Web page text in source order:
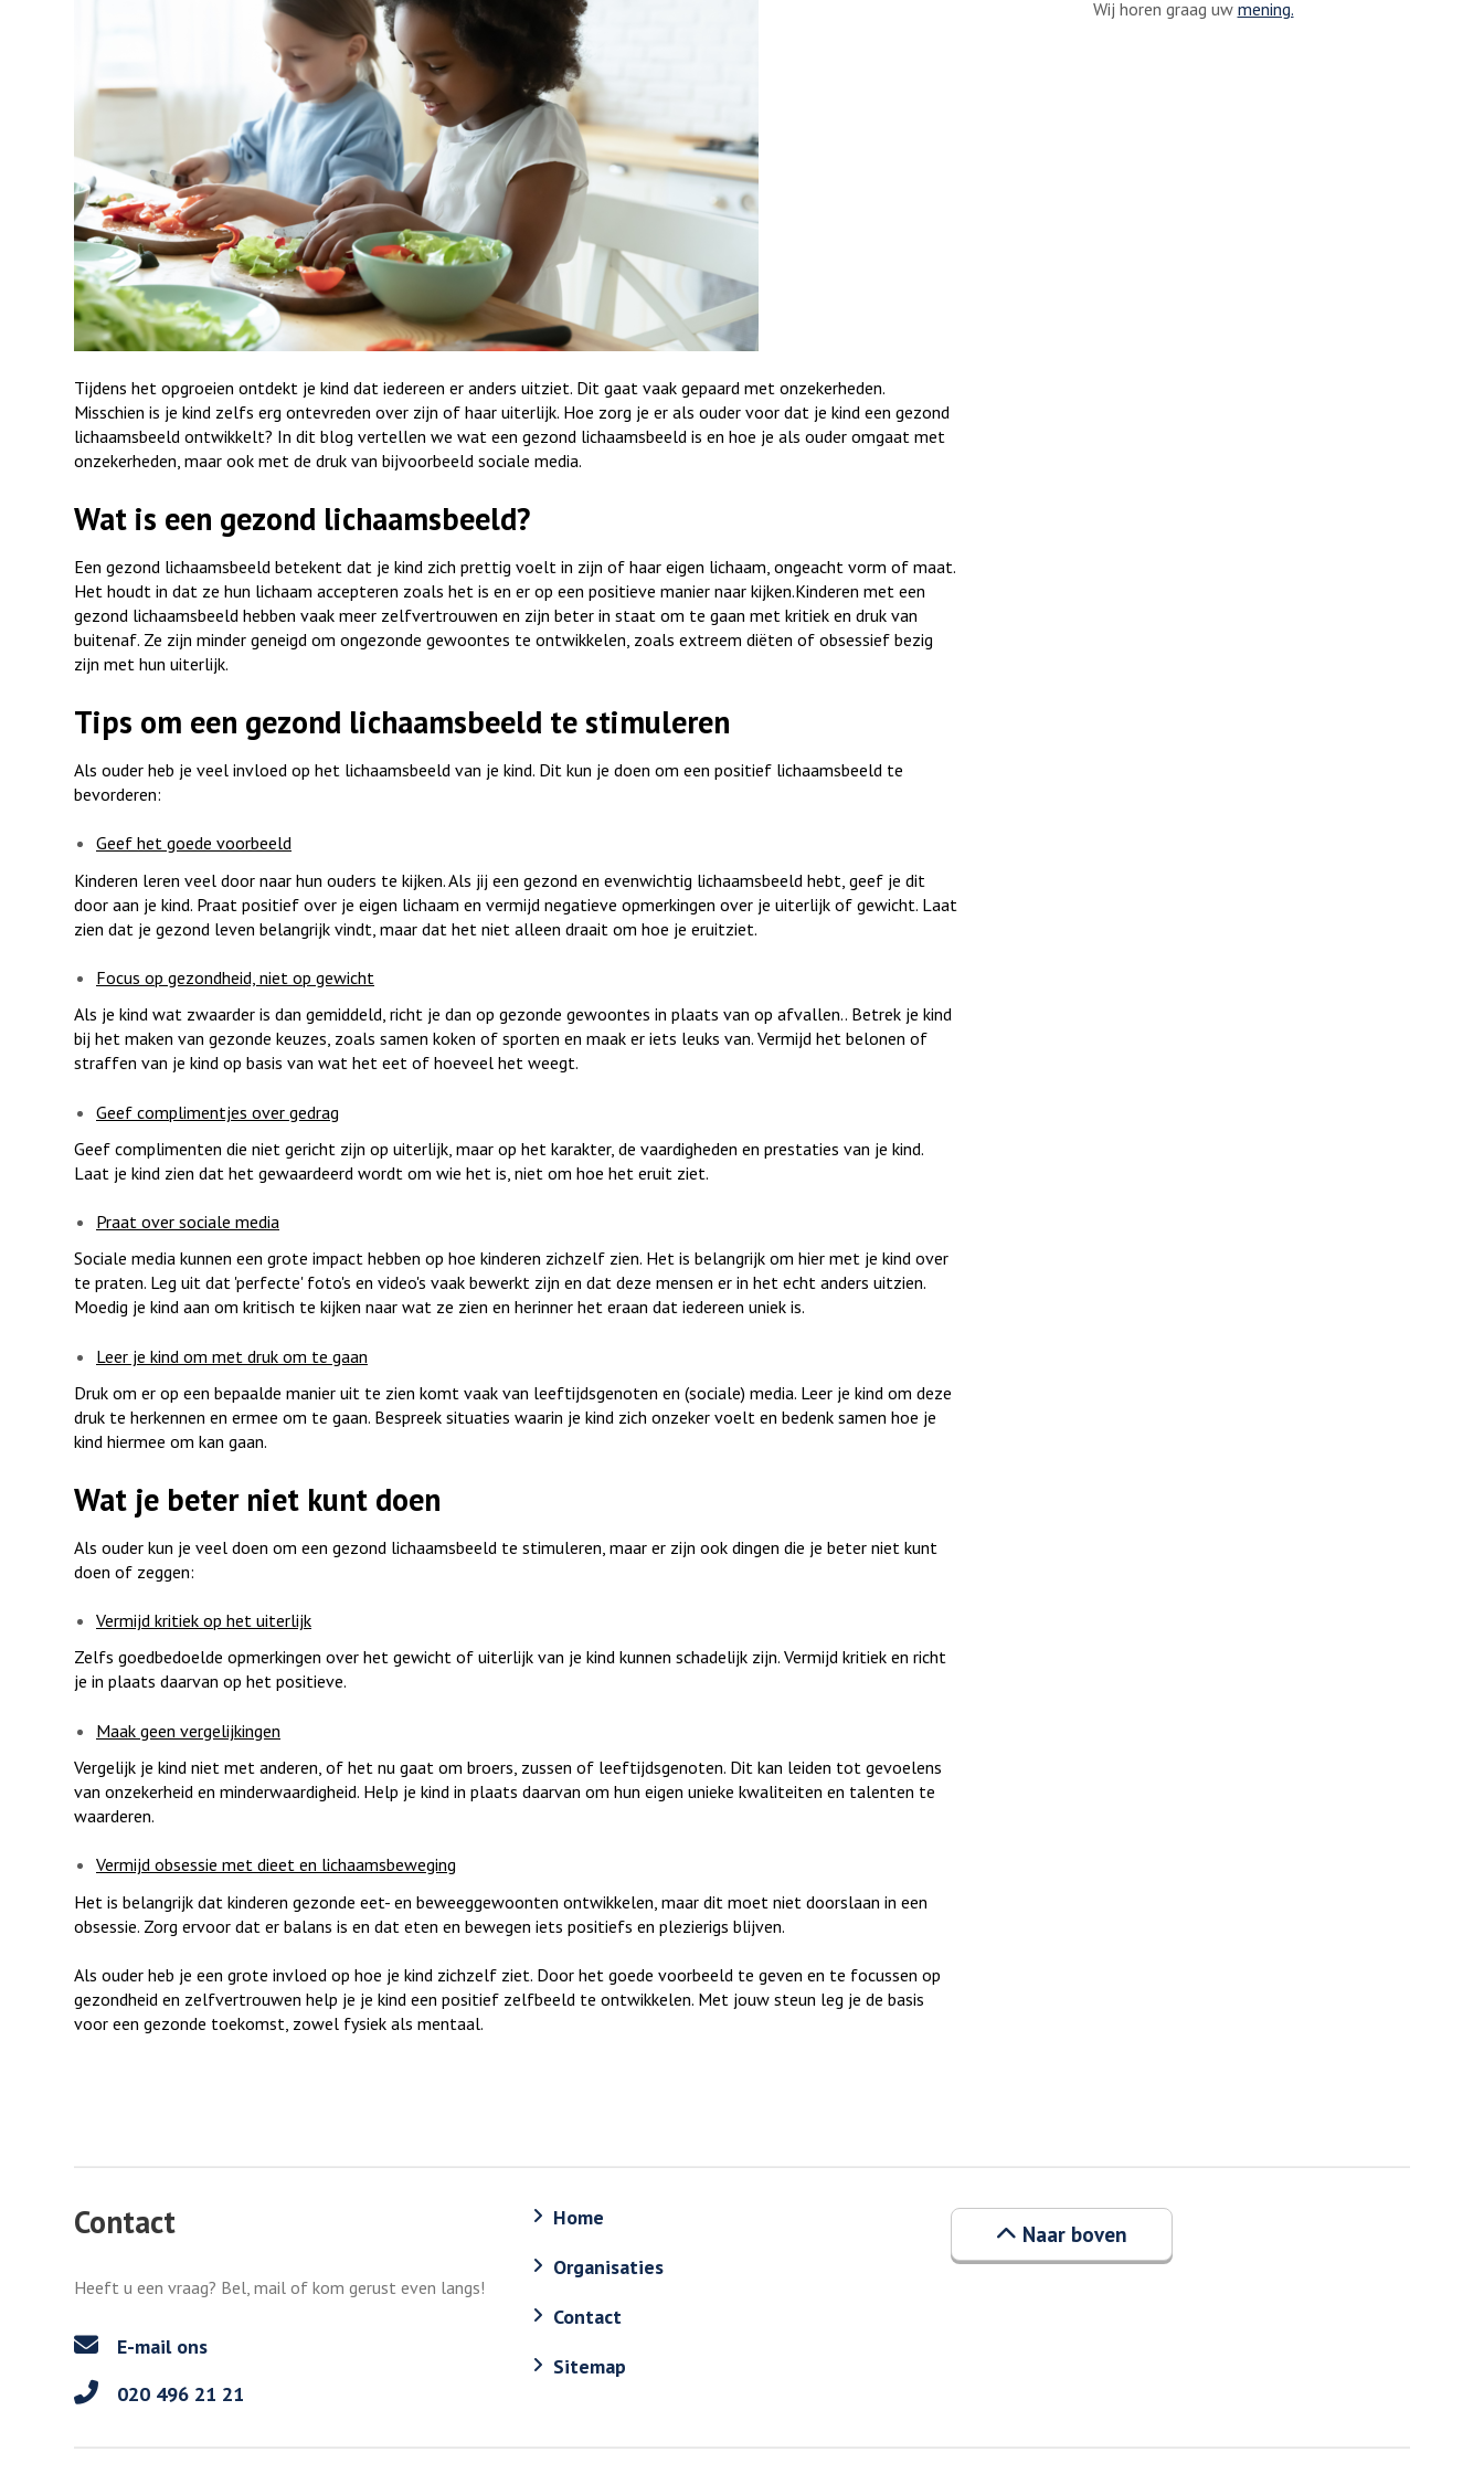
Tijdens het opgroeien ontdekt je kind dat iedereen er anders uitziet. Dit gaat vaak gepaard met onzekerheden.
Misschien is je kind zelfs erg ontevreden over zijn of haar uiterlijk. Hoe zorg je er als ouder voor dat je kind een gezond
lichaamsbeeld ontwikkelt? In dit blog vertellen we wat een gezond lichaamsbeeld is en hoe je als ouder omgaat met
onzekerheden, maar ook met de druk van bijvoorbeeld sociale media.
Wat is een gezond lichaamsbeeld?
Een gezond lichaamsbeeld betekent dat je kind zich prettig voelt in zijn of haar eigen lichaam, ongeacht vorm of maat.
Het houdt in dat ze hun lichaam accepteren zoals het is en er op een positieve manier naar kijken.Kinderen met een
gezond lichaamsbeeld hebben vaak meer zelfvertrouwen en zijn beter in staat om te gaan met kritiek en druk van
buitenaf. Ze zijn minder geneigd om ongezonde gewoontes te ontwikkelen, zoals extreem diëten of obsessief bezig
zijn met hun uiterlijk.
Tips om een gezond lichaamsbeeld te stimuleren
Als ouder heb je veel invloed op het lichaamsbeeld van je kind. Dit kun je doen om een positief lichaamsbeeld te
bevorderen:
Geef het goede voorbeeld
Kinderen leren veel door naar hun ouders te kijken. Als jij een gezond en evenwichtig lichaamsbeeld hebt, geef je dit
door aan je kind. Praat positief over je eigen lichaam en vermijd negatieve opmerkingen over je uiterlijk of gewicht. Laat
zien dat je gezond leven belangrijk vindt, maar dat het niet alleen draait om hoe je eruitziet.
Focus op gezondheid, niet op gewicht
Als je kind wat zwaarder is dan gemiddeld, richt je dan op gezonde gewoontes in plaats van op afvallen.. Betrek je kind
bij het maken van gezonde keuzes, zoals samen koken of sporten en maak er iets leuks van. Vermijd het belonen of
straffen van je kind op basis van wat het eet of hoeveel het weegt.
Geef complimentjes over gedrag
Geef complimenten die niet gericht zijn op uiterlijk, maar op het karakter, de vaardigheden en prestaties van je kind.
Laat je kind zien dat het gewaardeerd wordt om wie het is, niet om hoe het eruit ziet.
Praat over sociale media
Sociale media kunnen een grote impact hebben op hoe kinderen zichzelf zien. Het is belangrijk om hier met je kind over
te praten. Leg uit dat 'perfecte' foto's en video's vaak bewerkt zijn en dat deze mensen er in het echt anders uitzien.
Moedig je kind aan om kritisch te kijken naar wat ze zien en herinner het eraan dat iedereen uniek is.
Leer je kind om met druk om te gaan
Druk om er op een bepaalde manier uit te zien komt vaak van leeftijdsgenoten en (sociale) media. Leer je kind om deze
druk te herkennen en ermee om te gaan. Bespreek situaties waarin je kind zich onzeker voelt en bedenk samen hoe je
kind hiermee om kan gaan.
Wat je beter niet kunt doen
Als ouder kun je veel doen om een gezond lichaamsbeeld te stimuleren, maar er zijn ook dingen die je beter niet kunt
doen of zeggen:
Vermijd kritiek op het uiterlijk
Zelfs goedbedoelde opmerkingen over het gewicht of uiterlijk van je kind kunnen schadelijk zijn. Vermijd kritiek en richt
je in plaats daarvan op het positieve.
Maak geen vergelijkingen
Vergelijk je kind niet met anderen, of het nu gaat om broers, zussen of leeftijdsgenoten. Dit kan leiden tot gevoelens
van onzekerheid en minderwaardigheid. Help je kind in plaats daarvan om hun eigen unieke kwaliteiten en talenten te
waarderen.
Vermijd obsessie met dieet en lichaamsbeweging
Het is belangrijk dat kinderen gezonde eet- en beweeggewoonten ontwikkelen, maar dit moet niet doorslaan in een
obsessie. Zorg ervoor dat er balans is en dat eten en bewegen iets positiefs en plezierigs blijven.
Als ouder heb je een grote invloed op hoe je kind zichzelf ziet. Door het goede voorbeeld te geven en te focussen op
gezondheid en zelfvertrouwen help je je kind een positief zelfbeeld te ontwikkelen. Met jouw steun leg je de basis
voor een gezonde toekomst, zowel fysiek als mentaal.
Wij horen graag uw mening.
Contact
Heeft u een vraag? Bel, mail of kom gerust even langs!
E-mail ons
020 496 21 21
Home
Organisaties
Contact
Sitemap
Naar boven